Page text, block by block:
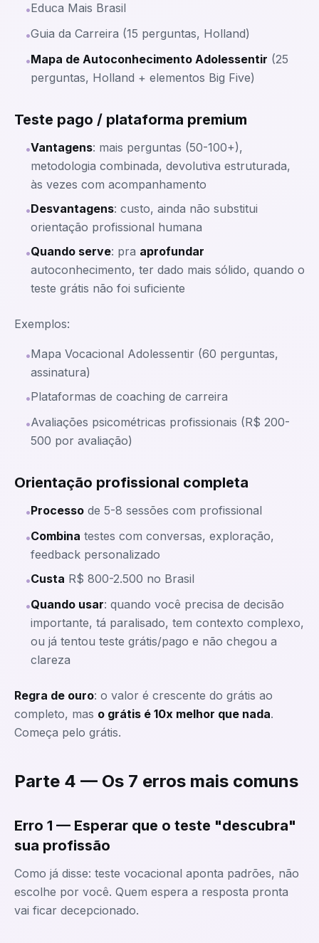
•Educa Mais Brasil
•Guia da Carreira (15 perguntas, Holland)
•Mapa de Autoconhecimento Adolessentir (25
perguntas, Holland + elementos Big Five)
Teste pago / plataforma premium
•Vantagens: mais perguntas (50-100+),
metodologia combinada, devolutiva estruturada,
às vezes com acompanhamento
•Desvantagens: custo, ainda não substitui
orientação profissional humana
•Quando serve: pra aprofundar
autoconhecimento, ter dado mais sólido, quando o
teste grátis não foi suficiente
Exemplos:
•Mapa Vocacional Adolessentir (60 perguntas,
assinatura)
•Plataformas de coaching de carreira
•Avaliações psicométricas profissionais (R$ 200-
500 por avaliação)
Orientação profissional completa
•Processo de 5-8 sessões com profissional
•Combina testes com conversas, exploração,
feedback personalizado
•Custa R$ 800-2.500 no Brasil
•Quando usar: quando você precisa de decisão
importante, tá paralisado, tem contexto complexo,
ou já tentou teste grátis/pago e não chegou a
clareza
Regra de ouro: o valor é crescente do grátis ao
completo, mas o grátis é 10x melhor que nada.
Começa pelo grátis.
Parte 4 — Os 7 erros mais comuns
Erro 1 — Esperar que o teste "descubra"
sua profissão
Como já disse: teste vocacional aponta padrões, não
escolhe por você. Quem espera a resposta pronta
vai ficar decepcionado.